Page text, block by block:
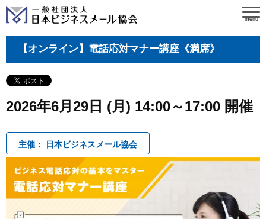
menu
【オンライン】電話応対マナー講座《満席》
2026年6月29日 (月) 14:00～17:00 開催
主催： 日本ビジネスメール協会